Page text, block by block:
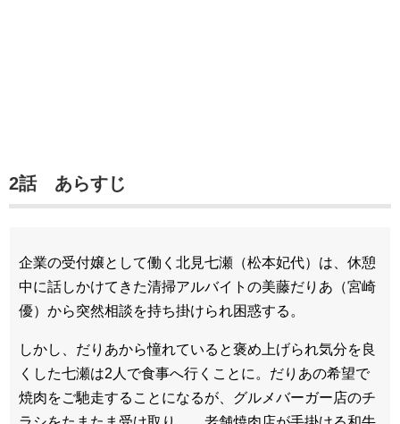
2話 あらすじ
企業の受付嬢として働く北見七瀬（松本妃代）は、休憩
中に話しかけてきた清掃アルバイトの美藤だりあ（宮崎
優）から突然相談を持ち掛けられ困惑する。
しかし、だりあから憧れていると褒め上げられ気分を良
くした七瀬は2人で食事へ行くことに。だりあの希望で
焼肉をご馳走することになるが、グルメバーガー店のチ